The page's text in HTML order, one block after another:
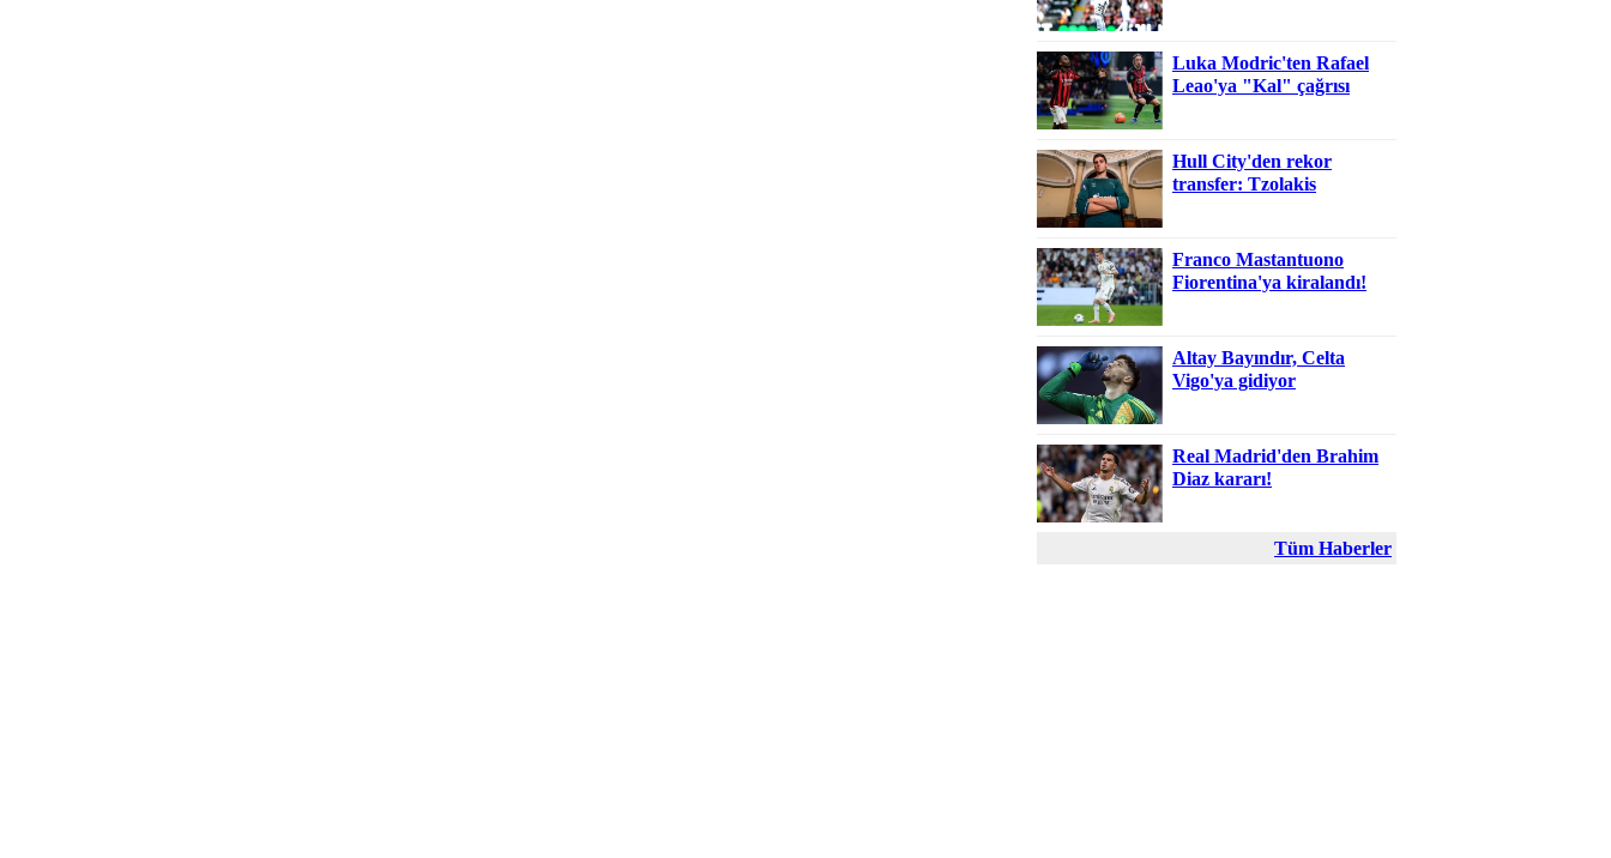
Luka Modric'ten Rafael
Leao'ya "Kal" çağrısı
Hull City'den rekor
transfer: Tzolakis
Franco Mastantuono
Fiorentina'ya kiralandı!
Altay Bayındır, Celta
Vigo'ya gidiyor
Real Madrid'den Brahim
Diaz kararı!
Tüm Haberler